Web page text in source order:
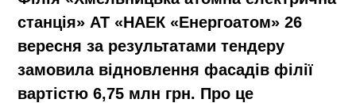
станція» АТ «НАЕК «Енергоатом» 26
вересня за результатами тендеру
замовила відновлення фасадів філії
вартістю 6,75 млн грн. Про це